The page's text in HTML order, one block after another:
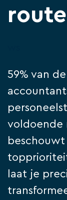
59% van
voldoende
laat je